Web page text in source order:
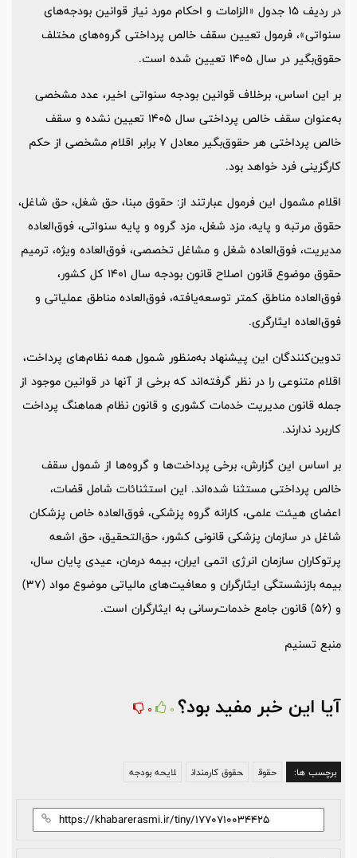
در ردیف 15 جدول «الزامات و احکام مورد نیاز قوانین بودجه‌های
سنواتی»، فرمول تعیین سقف خالص پرداختی گروه‌های مختلف
حقوق‌بگیر در سال 1405 تعیین شده است.
بر این اساس، برخلاف قوانین بودجه سنواتی اخیر، عدد مشخصی
به‌عنوان سقف خالص پرداختی سال 1405 تعیین نشده و سقف
خالص پرداختی هر حقوق‌بگیر معادل 7 برابر اقلام مشخصی از حکم
کارگزینی فرد خواهد بود.
اقلام مشمول این فرمول عبارتند از: حقوق مبنا، حق شغل، حق شاغل،
حقوق مرتبه و پایه، مزد شغل، مزد گروه و پایه سنواتی، فوق‌العاده
مدیریت، فوق‌العاده شغل و مشاغل تخصصی، فوق‌العاده ویژه، ترمیم
حقوق موضوع قانون اصلاح قانون بودجه سال 1401 کل کشور،
فوق‌العاده مناطق کمتر توسعه‌یافته، فوق‌العاده مناطق عملیاتی و
فوق‌العاده ایثارگری.
تدوین‌کنندگان این پیشنهاد به‌منظور شمول همه نظام‌های پرداخت،
اقلام متنوعی را در نظر گرفته‌اند که برخی از آنها در قوانین موجود از
جمله قانون مدیریت خدمات کشوری و قانون نظام هماهنگ پرداخت
کاربرد ندارند.
بر اساس این گزارش، برخی پرداخت‌ها و گروه‌ها از شمول سقف
خالص پرداختی مستثنا شده‌اند. این استثنائات شامل قضات،
اعضای هیئت علمی، کارانه گروه پزشکی، فوق‌العاده خاص پزشکان
شاغل در سازمان پزشکی قانونی کشور، حق‌التحقیق، حق اشعه
پرتوکاران سازمان انرژی اتمی ایران، بیمه درمان، عیدی پایان سال،
بیمه بازنشستگی ایثارگران و معافیت‌های مالیاتی موضوع مواد (37)
و (56) قانون جامع خدمات‌رسانی به ایثارگران است.
منبع تسنیم
آیا این خبر مفید بود؟ 0
0
برچسب ها: حقوق حقوق کارمندان لایحه بودجه